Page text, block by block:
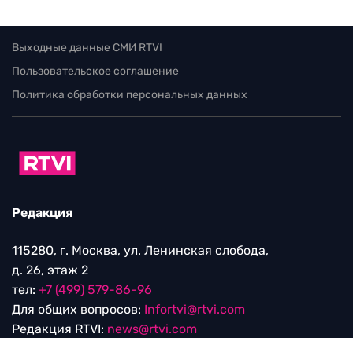
Выходные данные СМИ RTVI
Пользовательское соглашение
Политика обработки персональных данных
Редакция
115280, г. Москва, ул. Ленинская слобода,
д. 26, этаж 2
тел: +7 (499) 579-86-96
Для общих вопросов: Infortvi@rtvi.com
Редакция RTVI: news@rtvi.com